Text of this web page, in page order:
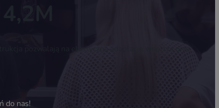
do nas!